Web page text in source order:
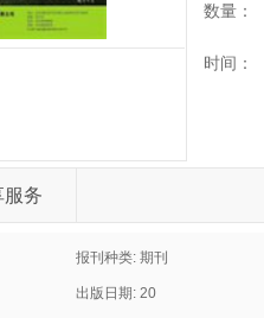
数量：
时间：
服务
报刊种类: 期刊
出版日期: 20